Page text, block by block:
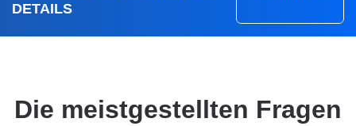
DETAILS
Die meistgestellten Fragen